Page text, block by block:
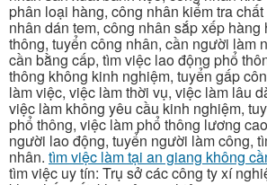
phân loại hàng, công nhân kiểm tra
nhân dán tem, công nhân sắp xếp
thông, tuyển công nhân, cần người làm
cần bằng cấp, tìm việc lao động phổ
thông không kinh nghiệm, tuyển gấp
làm việc, việc làm thời vụ, việc làm lâu
việc làm không yêu cầu kinh nghiệm,
phổ thông, việc làm phổ thông lương
người lao động, tuyển người làm công,
nhân. tìm việc làm tại an giang không
tìm việc uy tín: Trụ sở các công ty xí